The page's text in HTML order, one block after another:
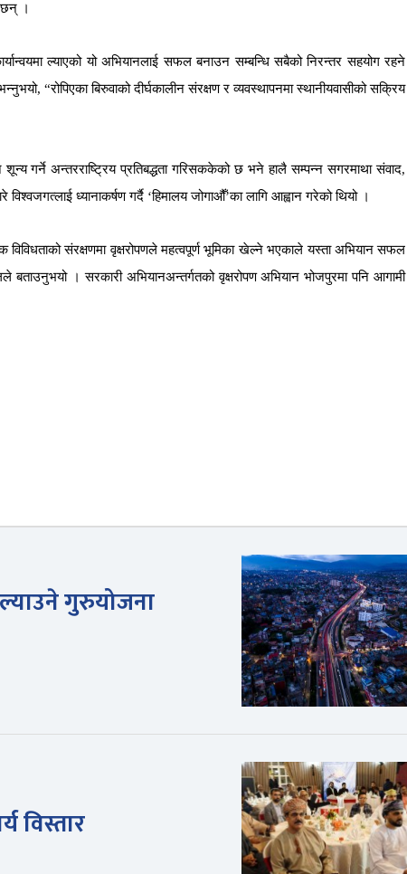
छन् ।
ल्याएको यो अभियानलाई सफल बनाउन सम्बन्धि सबैको निरन्तर सहयोग रहने
, “रोपिएका बिरुवाको दीर्घकालीन संरक्षण र व्यवस्थापनमा स्थानीयवासीको सक्रिय
शून्य गर्ने अन्तरराष्ट्रिय प्रतिबद्धता गरिसककेको छ भने हालै सम्पन्न सगरमाथा संवाद,
विश्वजगत्लाई ध्यानाकर्षण गर्दै ‘हिमालय जोगाऔँ’का लागि आह्वान गरेको थियो ।
विविधताको संरक्षणमा वृक्षरोपणले महत्वपूर्ण भूमिका खेल्ने भएकाले यस्ता अभियान सफल
बताउनुभयो । सरकारी अभियानअन्तर्गतको वृक्षरोपण अभियान भोजपुरमा पनि आगामी
गुरुयोजना
विस्तार